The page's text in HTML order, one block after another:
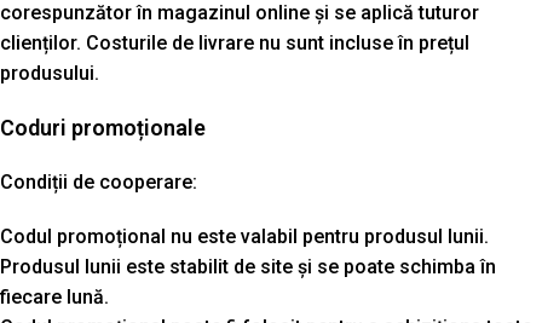
corespunzător în magazinul online și se aplică tuturor
clienților. Costurile de livrare nu sunt incluse în prețul
produsului.
Coduri promoționale
Condiții de cooperare:
Codul promoțional nu este valabil pentru produsul lunii.
Produsul lunii este stabilit de site și se poate schimba în
fiecare lună.